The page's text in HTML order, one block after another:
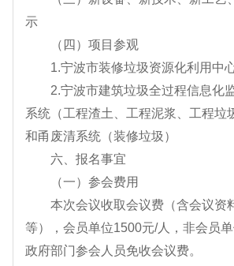
示
（四）项目参观
1.宁波市装修垃圾资源化利用中
2.宁波市建筑垃圾全过程信息
系统（工程渣土、工程泥浆、工程垃
和甬废清系统（装修垃圾）
六、报名事宜
（一）参会费用
本次会议收取会议费（含会议资
等），会员单位1500元/人，非会员单
政府部门参会人员免收会议费。